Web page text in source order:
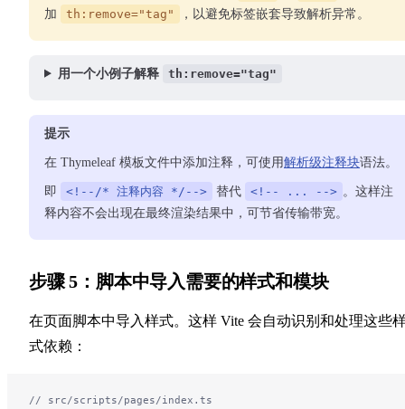
加
th:remove="tag" ，以避免标签嵌套导致解析异常。
用一个小例子解释 th:remove="tag"
提示
在 Thymeleaf 模板文件中添加注释，可使用解析级注释块语法。
即 <!--/* 注释内容 */--> 替代 <!-- ... --> 。这样注
释内容不会出现在最终渲染结果中，可节省传输带宽。
步骤 5：脚本中导入需要的样式和模块
在页面脚本中导入样式。这样 Vite 会自动识别和处理这些
式依赖：
// src/scripts/pages/index.ts